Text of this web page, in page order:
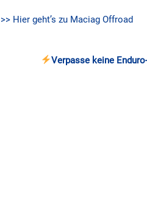
>> Hier geht’s zu Maciag Offroad
Verpasse keine